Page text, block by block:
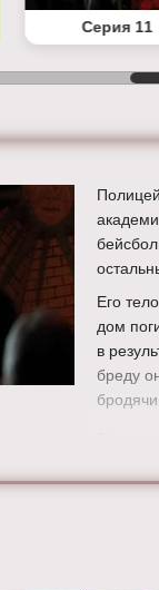
Серия 11
Его
дом
в
бреду